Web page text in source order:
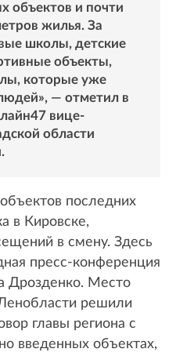
объектов и почти
жилья. За
школы, детские
объекты,
которые уже
— отметил в
вице-
области
последних
в Кировске,
в смену. Здесь
пресс-конференция
Дрозденко. Место
решили
главы региона с
введенных объектах,